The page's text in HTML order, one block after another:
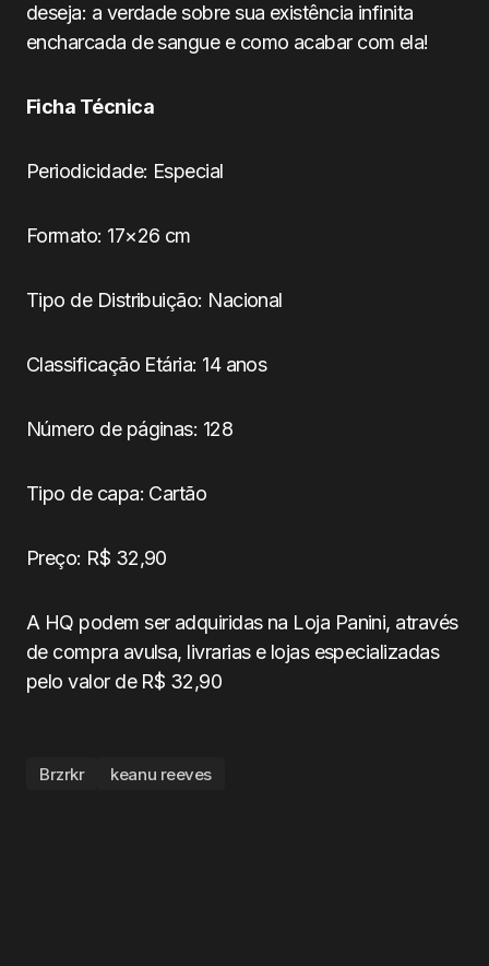
deseja: a verdade sobre sua existência infinita
encharcada de sangue e como acabar com ela!
Ficha Técnica
Periodicidade: Especial
Formato: 17×26 cm
Tipo de Distribuição: Nacional
Classificação Etária: 14 anos
Número de páginas: 128
Tipo de capa: Cartão
Preço: R$ 32,90
A HQ podem ser adquiridas na Loja Panini, através
de compra avulsa, livrarias e lojas especializadas
pelo valor de R$ 32,90
Brzrkr keanu reeves